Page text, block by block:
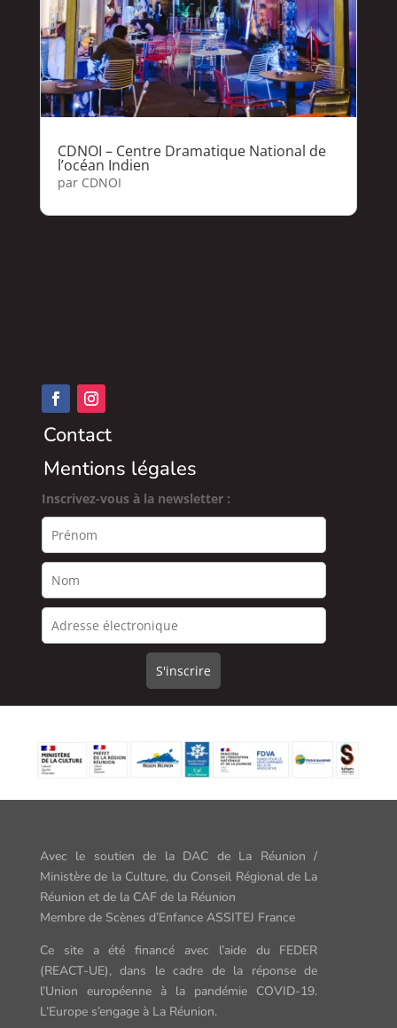
CDNOI – Centre Dramatique National de
l’océan Indien
par CDNOI
Contact
Mentions légales
Inscrivez-vous à la newsletter :
Avec le soutien de la DAC de La Réunion /
Ministère de la Culture, du Conseil Régional de La
Réunion et de la CAF de la Réunion
Membre de Scènes d’Enfance ASSITEJ France
Ce site a été financé avec l’aide du FEDER
(REACT-UE),dans le cadre de la réponse de
l’Union européenne à la pandémie COVID-19.
L’Europe s’engage à La Réunion.